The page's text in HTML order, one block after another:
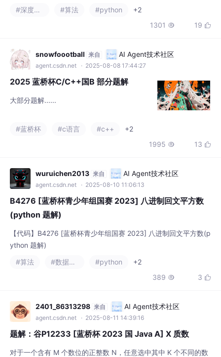
通过递归和回溯实现，适用于解决全排列等组
合问题。排列数字问题展示了如何用path数组
副对角线）来确保皇后位置的合法性，通过逐
行放置皇后并回溯寻找所有解。文章提供了C+
+和Python两种语言的代码实现，详细解释了
递归终止条件、状态标记
#深度优先 #算法 #python
+2
1301  19 
snowfoootball 来自 AI Agent技术社区
agent.csdn.net · 2025-08-08 17:44:27
2025 蓝桥杯C/C++国B 部分题解
大部分题解......
#蓝桥杯 #c语言 #c++
+2
1995  13 
wuruichen2013 来自 AI Agent技术社区
agent.csdn.net · 2025-08-10 11:06:13
B4276 [蓝桥杯青少年组国赛 2023] 八进制回文平方数
(python 题解)
【代码】B4276 [蓝桥杯青少年组国赛 2023] 八进制回文平方数(p
ython 题解)
#算法
#数据结构 #python
+2
389  3 
2401_86313298 来自 AI Agent技术社区
agent.csdn.net · 2025-08-11 14:39:16
题解：谷P12233 [蓝桥杯 2023 国 Java A] X 质数
对于一个含有 M 个数位的正整数 N，任意选中其中 K 个不同的数